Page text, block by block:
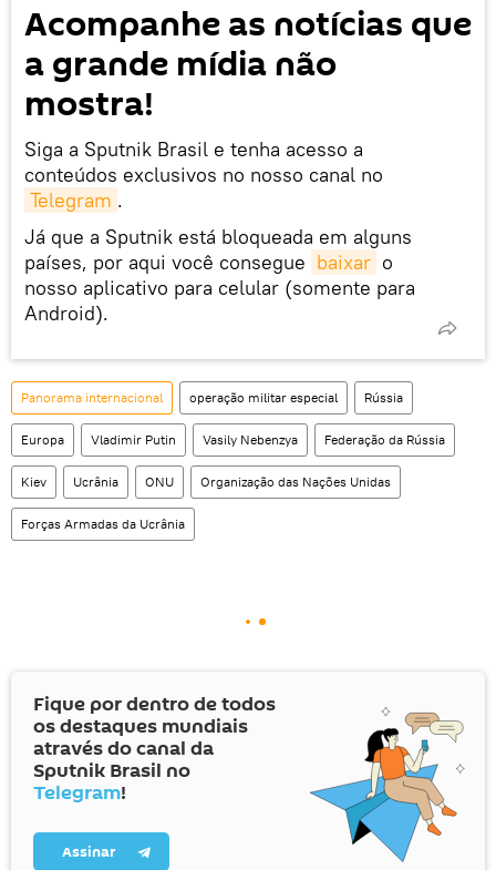
Acompanhe as notícias que
a grande mídia não
mostra!
Siga a Sputnik Brasil e tenha acesso a
conteúdos exclusivos no nosso canal no
Telegram .
Já que a Sputnik está bloqueada em alguns
países, por aqui você consegue baixar o
nosso aplicativo para celular (somente para
Android).
Panorama internacional operação militar especial Rússia
Europa Vladimir Putin Vasily Nebenzya Federação da Rússia
Kiev Ucrânia ONU Organização das Nações Unidas
Forças Armadas da Ucrânia
Fique por dentro de todos
os destaques mundiais
através do canal da
Sputnik Brasil no
Telegram!
Assinar